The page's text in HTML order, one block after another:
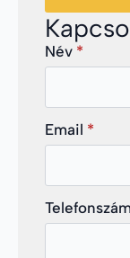
Név *
Email *
Telefonszám